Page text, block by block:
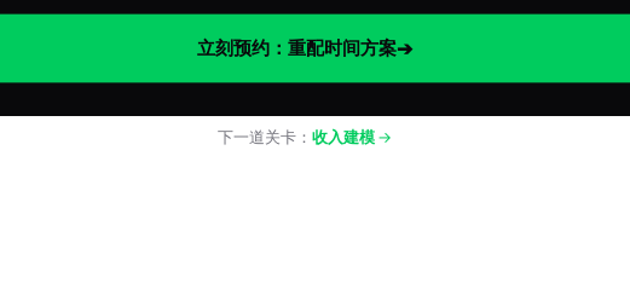
立刻预约：重配时间方案➔
下一道关卡： 收入建模 →